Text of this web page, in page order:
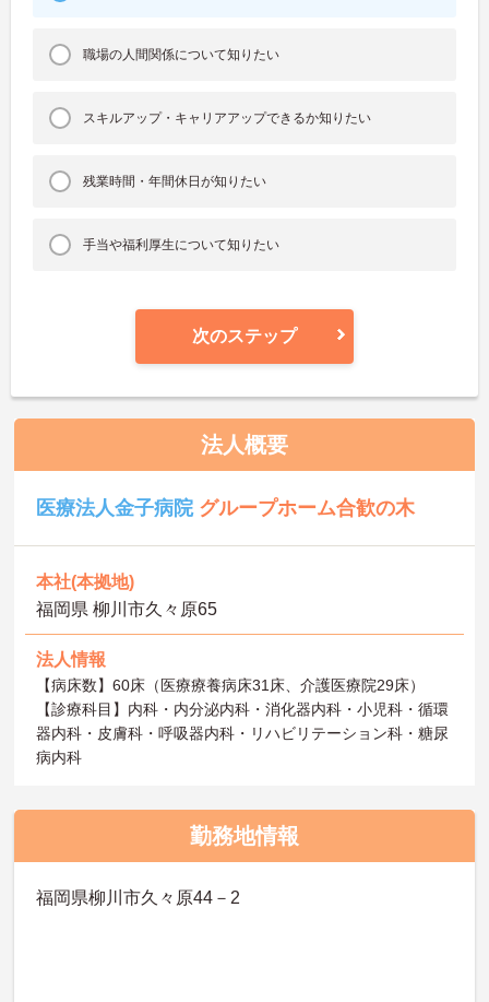
職場の人間関係について知りたい
スキルアップ・キャリアアップできるか知りたい
残業時間・年間休日が知りたい
手当や福利厚生について知りたい
次のステップ
法人概要
医療法人金子病院 グループホーム合歓の木
本社(本拠地)
福岡県 柳川市久々原65
法人情報
【病床数】60床（医療療養病床31床、介護医療院29床）
【診療科目】内科・内分泌内科・消化器内科・小児科・循環
器内科・皮膚科・呼吸器内科・リハビリテーション科・糖尿
病内科
勤務地情報
福岡県柳川市久々原44－2